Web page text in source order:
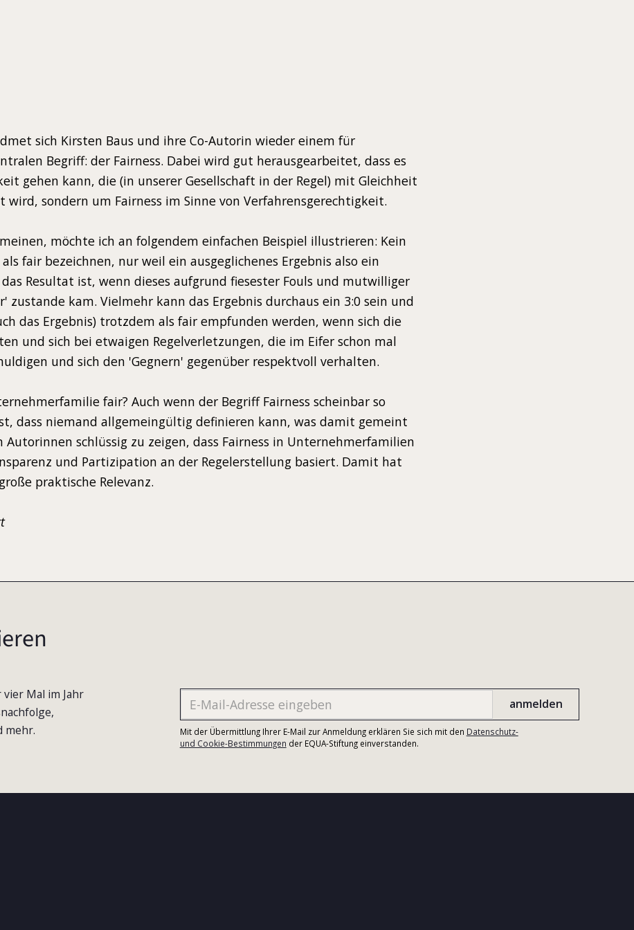
sich Kirsten Baus und ihre Co-Autorin wieder einem für
Begriff: der Fairness. Dabei wird gut herausgearbeitet, dass es
gehen kann, die (in unserer Gesellschaft in der Regel) mit Gleichheit
wird, sondern um Fairness im Sinne von Verfahrensgerechtigkeit.
möchte ich an folgendem einfachen Beispiel illustrieren: Kein
fair bezeichnen, nur weil ein ausgeglichenes Ergebnis also ein
Resultat ist, wenn dieses aufgrund fiesester Fouls und mutwilliger
zustande kam. Vielmehr kann das Ergebnis durchaus ein 3:0 sein und
das Ergebnis) trotzdem als fair empfunden werden, wenn sich die
und sich bei etwaigen Regelverletzungen, die im Eifer schon mal
und sich den 'Gegnern' gegenüber respektvoll verhalten.
fair? Auch wenn der Begriff Fairness scheinbar so
dass niemand allgemeingültig definieren kann, was damit gemeint
schlüssig zu zeigen, dass Fairness in Unternehmerfamilien
und Partizipation an der Regelerstellung basiert. Damit hat
praktische Relevanz.
Mal im Jahr
mehr.
Mit der Übermittlung Ihrer E-Mail zur Anmeldung erklären Sie sich mit den Datenschutz-
und Cookie-Bestimmungen der EQUA-Stiftung einverstanden.